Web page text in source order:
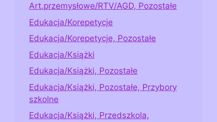
Art.przemysłowe/RTV/AGD, Pozostałe
Edukacja/Korepetycje
Edukacja/Korepetycje, Pozostałe
Edukacja/Książki
Edukacja/Książki, Pozostałe
Edukacja/Książki, Pozostałe, Przybory
szkolne
Edukacja/Książki, Przedszkola,